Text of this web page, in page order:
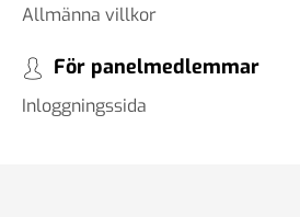
Allmänna villkor
För panelmedlemmar
Inloggningssida